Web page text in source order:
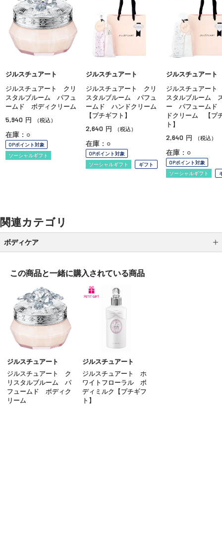
ジルスチュアート
ジルスチュアート クリ
スタルブルーム パフュ
ームド ボディクリーム
5,940 円 （税込）
在庫：○
OPポイント対象
ソーシャルギフト
ジルスチュアート
ジルスチュアート クリ
スタルブルーム パフュ
ームド ハンドクリーム
【プチギフト】
2,640 円 （税込）
在庫：○
OPポイント対象
ソーシャルギフト
ギフト
ジルスチュアート
ジルスチュアー
スタルブルーム
ー パフュームド
ドクリーム 【プ
ト】
2,640 円 （税込）
在庫：○
OPポイント対象
ソーシャルギフト
関連カテゴリ
ボディケア
ボディクリーム
ボディオイル
ボディスクラブ
ハンドケア
フットケア
サンケア（ボディ）
この商品と一緒に購入されている商品
ジルスチュアート
ジルスチュアート ク
リスタルブルーム パ
フュームド ボディク
リーム
ジルスチュアート
ジルスチュアート ホ
ワイトフローラル ボ
ディミルク【プチギフ
ト】